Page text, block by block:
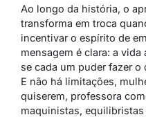
Ao longo da história, o
transforma em troca
incentivar o espírito de
mensagem é clara: a
se cada um puder fazer
E não há limitações,
quiserem, professora
maquinistas,